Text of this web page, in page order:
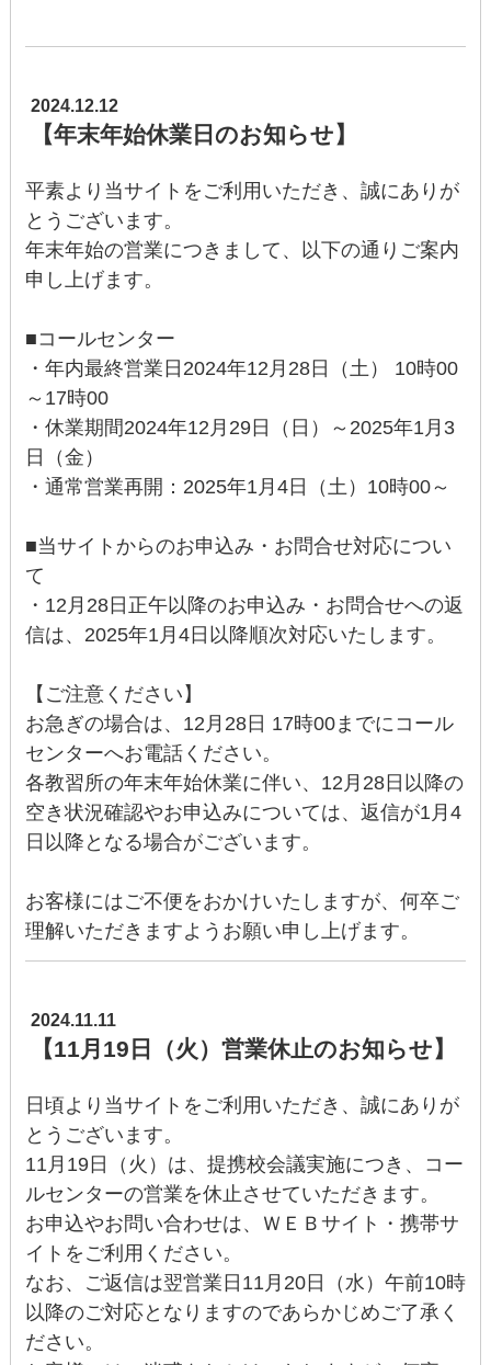
2024.12.12
【年末年始休業日のお知らせ】
平素より当サイトをご利用いただき、誠にありが
とうございます。
年末年始の営業につきまして、以下の通りご案内
申し上げます。
■コールセンター
・年内最終営業日2024年12月28日（土） 10時00
～17時00
・休業期間2024年12月29日（日）～2025年1月3
日（金）
・通常営業再開：2025年1月4日（土）10時00～
■当サイトからのお申込み・お問合せ対応につい
て
・12月28日正午以降のお申込み・お問合せへの返
信は、2025年1月4日以降順次対応いたします。
【ご注意ください】
お急ぎの場合は、12月28日 17時00までにコール
センターへお電話ください。
各教習所の年末年始休業に伴い、12月28日以降の
空き状況確認やお申込みについては、返信が1月4
日以降となる場合がございます。
お客様にはご不便をおかけいたしますが、何卒ご
理解いただきますようお願い申し上げます。
2024.11.11
【11月19日（火）営業休止のお知らせ】
日頃より当サイトをご利用いただき、誠にありが
とうございます。
11月19日（火）は、提携校会議実施につき、コー
ルセンターの営業を休止させていただきます。
お申込やお問い合わせは、ＷＥＢサイト・携帯サ
イトをご利用ください。
なお、ご返信は翌営業日11月20日（水）午前10時
以降のご対応となりますのであらかじめご了承く
ださい。